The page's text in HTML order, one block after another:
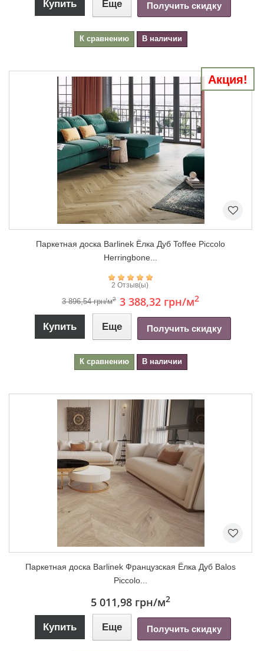
Купить Еще Получить скидку
К сравнению В наличии
Акция!
Паркетная доска Barlinek Ёлка Дуб Toffee Piccolo
Herringbone...
2 Отзыв(ы)
3 896,54 грн/м2 3 388,32 грн/м2
Купить Еще Получить скидку
К сравнению В наличии
Паркетная доска Barlinek Французская Ёлка Дуб Balos
Piccolo...
5 011,98 грн/м2
Купить Еще Получить скидку